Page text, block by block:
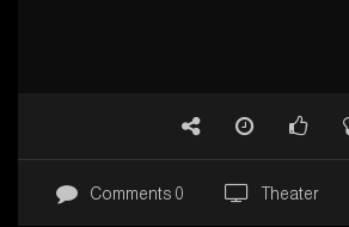
Theater
0 Comments